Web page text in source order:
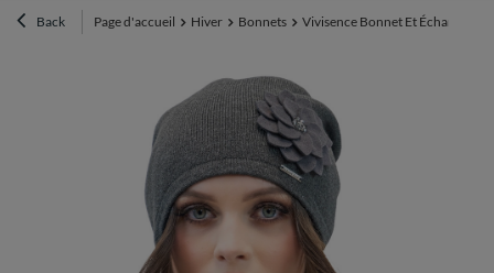
Back Page d'accueil Hiver Bonnets Vivisence Bonnet Et Écharpe